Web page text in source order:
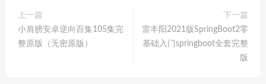
上一篇
小肩膀安卓逆向百集105集完
整原版（无密原版）
下一篇
雷丰阳2021版SpringBoot2零
基础入门springboot全套完整
版